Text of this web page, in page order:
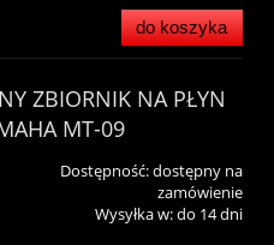
do koszyka
ZBIORNIK NA PŁYN
MT-09
Dostępność:dostępny na
zamówienie
Wysyłka w:do 14 dni